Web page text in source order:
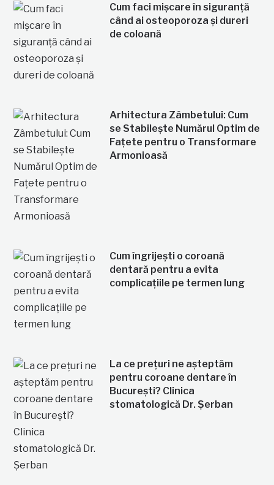
Cum faci mișcare în siguranță
când ai osteoporoza și dureri
de coloană
Arhitectura Zâmbetului: Cum
se Stabilește Numărul Optim de
Fațete pentru o Transformare
Armonioasă
Cum îngrijești o coroană
dentară pentru a evita
complicațiile pe termen lung
La ce prețuri ne așteptăm
pentru coroane dentare în
București? Clinica
stomatologică Dr. Șerban